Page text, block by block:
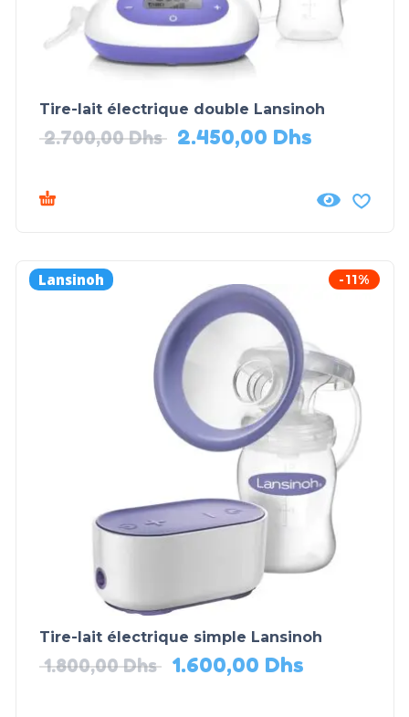
Tire-lait électrique double Lansinoh
2.700,00Dhs 2.450,00 Dhs
Lansinoh -11%
Tire-lait électrique simple Lansinoh
1.800,00Dhs 1.600,00 Dhs